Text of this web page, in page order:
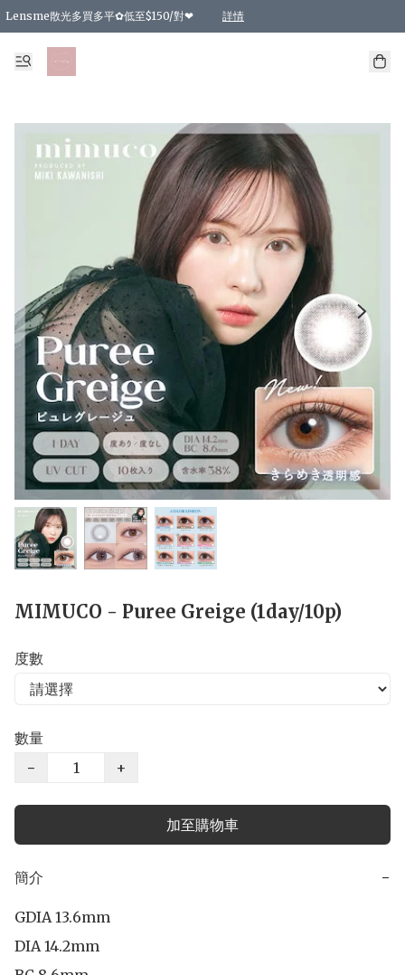
Lensme散光多買多平✿低至$150/對❤ 詳情
台灣Karacon⁩✧日拋 特價清貨❁⃘
日本韓國多款日/月拋現貨☼ 特價❤︎數量有限 售完即止
🇰🇷韓國多款月拋現貨 特價兩對$99✿數量有限 售完即止♫
精選商品，任選買2件或以上9 折；買4件或以上85 折；買6件或以上8 折
精選商品，任選買2件HKD 140.00；買4件HKD 260.00
精選商品，任選買2件HKD 190.00；買4件HKD 360.00
精選商品，任選買2件HKD 110.00；買4件HKD 180.00
精選商品，任選買2件HKD 170.00；買4件HKD 320.00
精選商品，任選買2件或以上減HKD 148.00
精選商品，任選買2件或以上減HKD 148.00
精選商品，任選買2件或以上95 折；買4件或以上9 折；買6件或以上85 折；買8件
精選商品，任選買12件或以上87 折
精選商品，任選買2件或以上減HKD 16.00；買4件或以上減HKD 32.00；買6
精選商品，任選買2件或以上95 折；買4件或以上9 折；買8件或以上85 折；買12
購物滿 HKD 800.00即享免運費優惠！（適用於 特定的送貨方式 )
MIMUCO - Puree Greige (1day/10p)
度數
數量
−
+
加至購物車
簡介 −
GDIA 13.6mm
DIA 14.2mm